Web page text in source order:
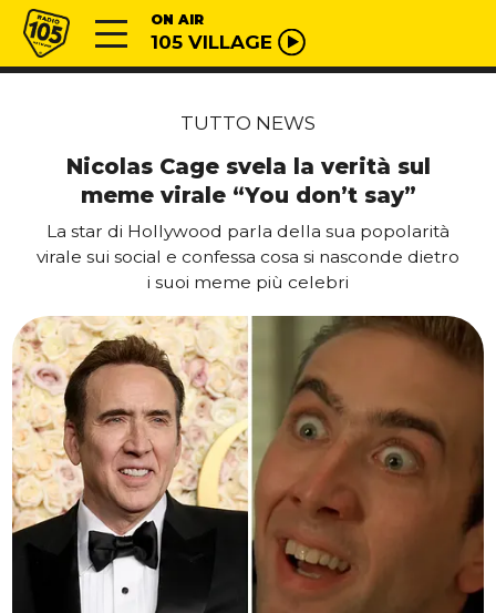
Vai al contenuto
Radio 105 ON AIR
105 VILLAGE
TUTTO NEWS
Nicolas Cage svela la verità sul
meme virale “You don’t say”
La star di Hollywood parla della sua popolarità
virale sui social e confessa cosa si nasconde dietro
i suoi meme più celebri